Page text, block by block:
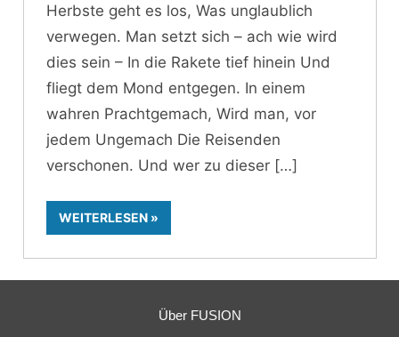
Herbste geht es los, Was unglaublich
verwegen. Man setzt sich – ach wie wird
dies sein – In die Rakete tief hinein Und
fliegt dem Mond entgegen. In einem
wahren Prachtgemach, Wird man, vor
jedem Ungemach Die Reisenden
verschonen. Und wer zu dieser
WEITERLESEN
Über FUSION